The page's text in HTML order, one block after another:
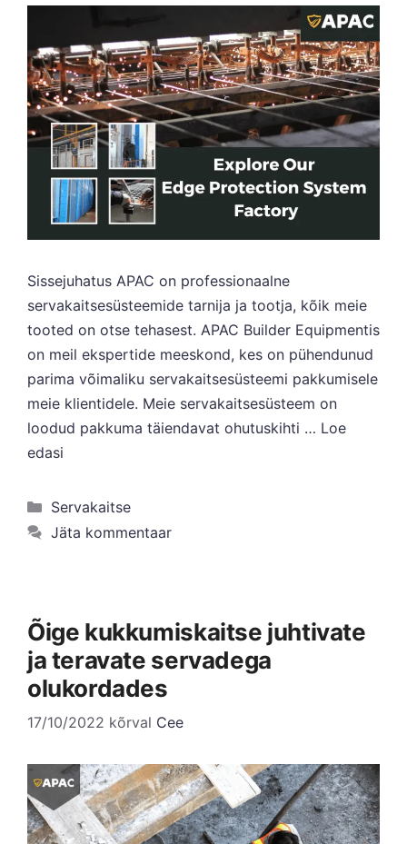
Sissejuhatus APAC on professionaalne
servakaitsesüsteemide tarnija ja tootja, kõik meie
tooted on otse tehasest. APAC Builder Equipmentis
on meil ekspertide meeskond, kes on pühendunud
parima võimaliku servakaitsesüsteemi pakkumisele
meie klientidele. Meie servakaitsesüsteem on
loodud pakkuma täiendavat ohutuskihti … Loe
edasi
Kategooriad
Servakaitse
Jäta kommentaar
Õige kukkumiskaitse juhtivate
ja teravate servadega
olukordades
17/10/2022 kõrval Cee